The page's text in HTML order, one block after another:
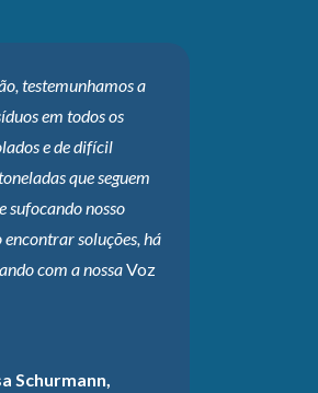
testemunhamos a
em todos os
e de difícil
que seguem
sufocando nosso
soluções, há
com a nossaVoz
Schurmann,